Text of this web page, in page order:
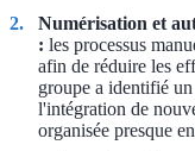
Numérisation et
: les processus
afin de réduire les
groupe a identifié
l'intégration de
organisée presque